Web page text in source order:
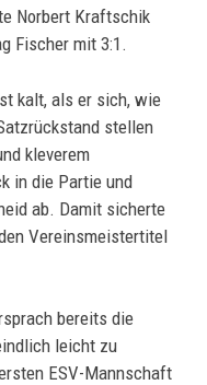
Norbert Kraftschik
Fischer mit 3:1.
kalt, als er sich, wie
stellen
kleverem
in die Partie und
ab. Damit sicherte
Vereinsmeistertitel
bereits die
leicht zu
ESV-Mannschaft